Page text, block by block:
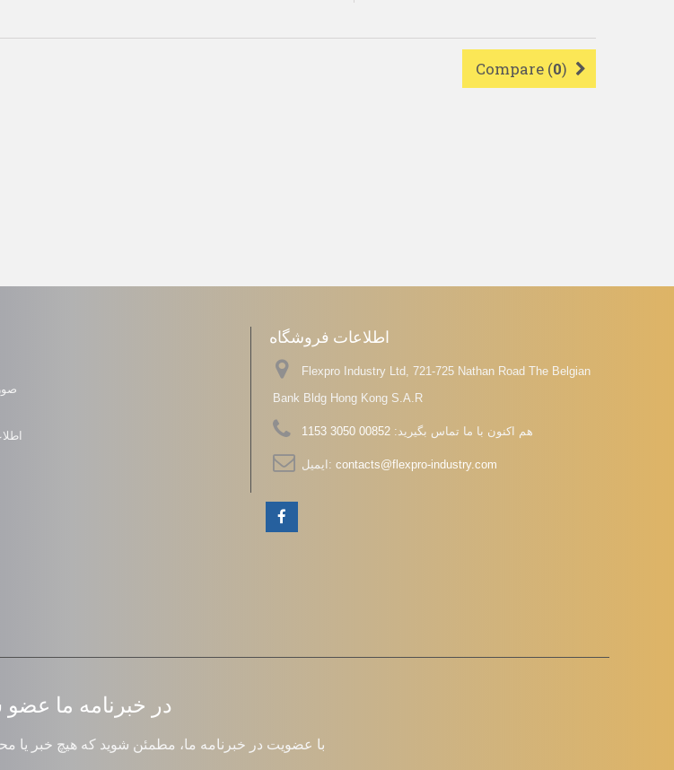
Compare (0)
اطلاعات فروشگاه
Flexpro Industry Ltd, 721-725 Nathan Road The Belgian
Bank Bldg Hong Kong S.A.R
هم اکنون با ما تماس بگیرید:00852 3050 1153
ایمیل: contacts@flexpro-industry.com
در خبرنامه ما
با عضویت در خبرنامه ما، مطمئن شوید که هیچ خبر یا